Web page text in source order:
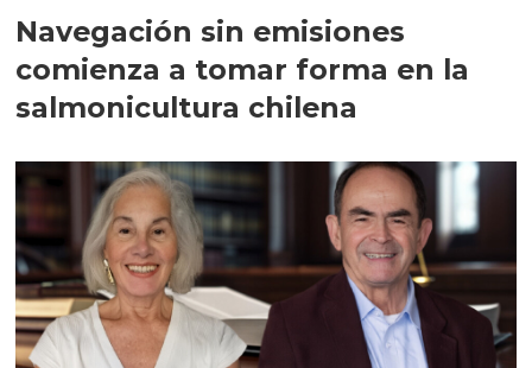
Navegación sin emisiones
comienza a tomar forma en la
salmonicultura chilena